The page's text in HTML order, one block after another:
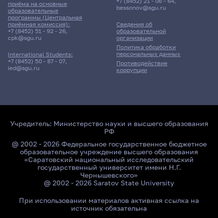
Главные
приёма на основные
образовательные
программы (Центральная
приёмная комиссия):
+7 (8452) 51 - 92 - 26,
cpk@sgu.ru
International Students:
+7 (8452) 50 - 87 - 07,
ied@sgu.ru
Сведения об
образовательной
организации
Политика обработки
персональных данных
Противодействие
коррупции
bessonov@sgu.ru
Учредитель: Министерство науки и высшего образования
РФ
@ 2002 - 2026 Федеральное государственное бюджетное
образовательное учреждение высшего образования
«Саратовский национальный исследовательский
государственный университет имени Н.Г.
Чернышевского»
@ 2002 - 2026 Saratov State University
При использовании материалов активная ссылка на
источник обязательна